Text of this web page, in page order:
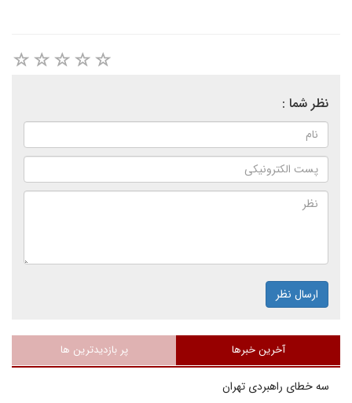
نظر شما :
ارسال نظر
آخرین خبرها پر بازدیدترین ها
سه خطای راهبردی تهران